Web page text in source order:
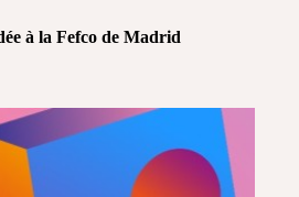
à la Fefco de Madrid